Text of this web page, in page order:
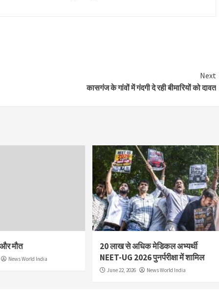
Next
कासगंज के गांवों में गंदगी दे रही बीमारियों को दावत
मौत
News World India
20 लाख से अधिक मेडिकल अभ्यर्थी
NEET-UG 2026 पुनर्परीक्षा में शामिल
June 22, 2026 News World India